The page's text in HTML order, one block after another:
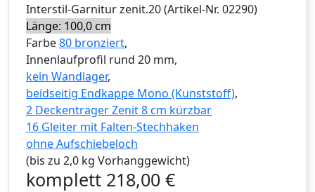
Interstil-Garniturzenit.20(Artikel-Nr. 02290)
Länge: 100,0 cm
Farbe80 bronziert,
Innenlaufprofil rund 20 mm,
kein Wandlager,
beidseitig Endkappe Mono (Kunststoff),
2 Deckenträger Zenit 8 cm kürzbar
16 Gleiter mit Falten-Stechhaken
ohne Aufschiebeloch
(bis zu 2,0 kg Vorhanggewicht)
komplett 218,00 €